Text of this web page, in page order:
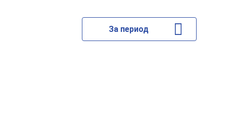
За период